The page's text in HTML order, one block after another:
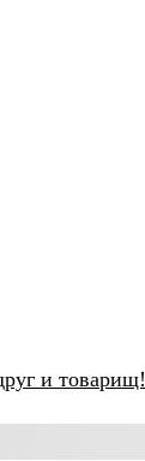
и товарищ!